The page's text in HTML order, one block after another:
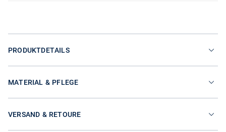
PRODUKTDETAILS
MATERIAL & PFLEGE
VERSAND & RETOURE